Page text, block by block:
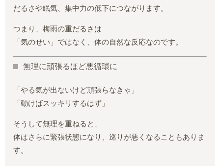
だるさや眠気、集中力の低下につながります。
つまり、梅雨の重だるさは
「気のせい」ではなく、体の自然な反応なのです。
無理に頑張るほど悪循環に
「やる気が出ないけど頑張らなきゃ」
「動けばスッキリするはず」
そうして無理を重ねると、
体はさらに緊張状態になり、巡りが悪くなることもありま
す。